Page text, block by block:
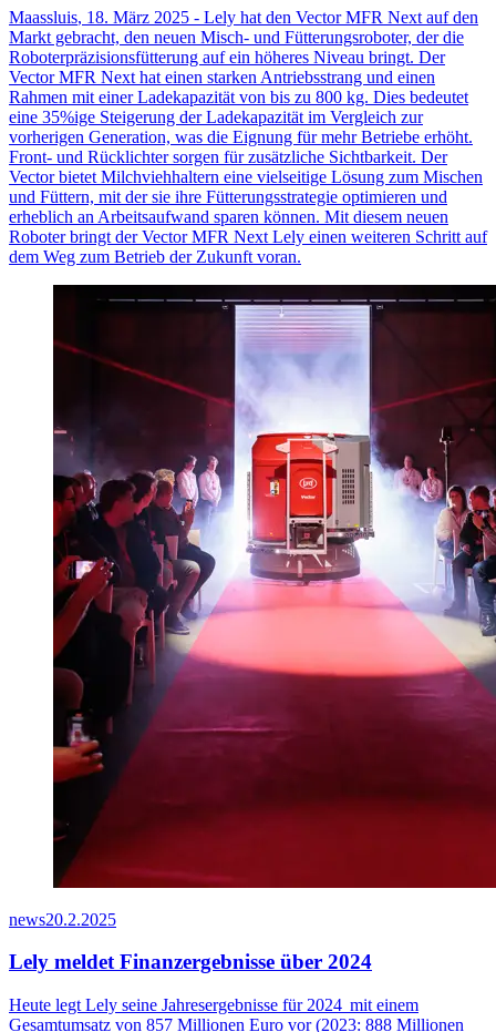
Maassluis, 18. März 2025 - Lely hat den Vector MFR Next auf den
Markt gebracht, den neuen Misch- und Fütterungsroboter, der die
Roboterpräzisionsfütterung auf ein höheres Niveau bringt. Der
Vector MFR Next hat einen starken Antriebsstrang und einen
Rahmen mit einerLadekapazität von bis zu 800 kg. Dies bedeutet
eine 35%ige Steigerung der Ladekapazität im Vergleich zur
vorherigen Generation, was die Eignung für mehr Betriebe erhöht.
Front- und Rücklichter sorgen für zusätzliche Sichtbarkeit. Der
Vector bietet Milchviehhaltern eine vielseitige Lösung zum Mischen
und Füttern, mit der sie ihre Fütterungsstrategie optimieren und
erheblich an Arbeitsaufwand sparen können. Mit diesem neuen
Roboter bringt der Vector MFR Next Lely einen weiteren Schritt auf
dem Weg zum Betrieb der Zukunft voran.
news20.2.2025
Lely meldet Finanzergebnisse über 2024
Heute legt Lely seine Jahresergebnisse für 2024 mit einem
Gesamtumsatz von 857 Millionen Euro vor (2023: 888 Millionen